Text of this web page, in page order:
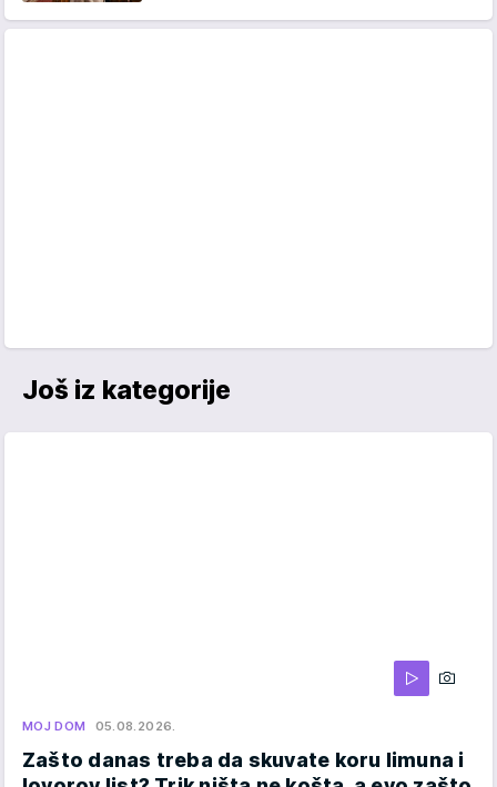
Još iz kategorije
MOJ DOM 05.08.2026.
Zašto danas treba da skuvate koru limuna i